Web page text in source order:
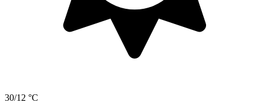
30/12 °C